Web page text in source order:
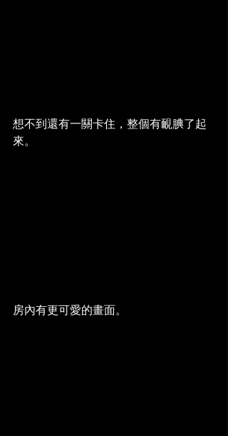
想不到還有一關卡住，整個有靦腆了起
來。
房內有更可愛的畫面。